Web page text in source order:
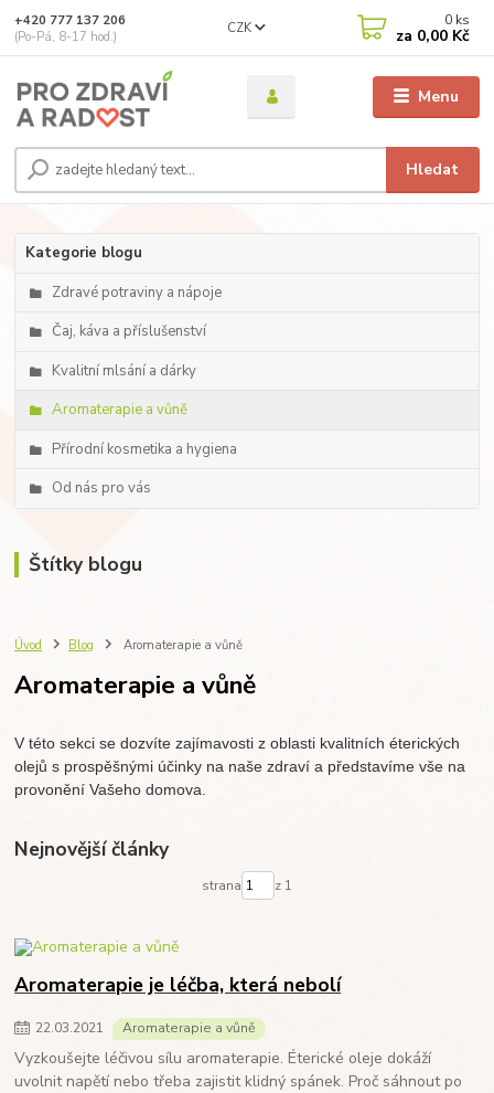
Menu
CZK
Hledat
+420 777 137 206
(Po-Pá, 8-17 hod.)
0 ks
za 0,00 Kč
Kategorie blogu
Zdravé potraviny a nápoje
Čaj, káva a příslušenství
Kvalitní mlsání a dárky
Aromaterapie a vůně
Přírodní kosmetika a hygiena
Od nás pro vás
Štítky blogu
Úvod Blog Aromaterapie a vůně
Aromaterapie a vůně
V této sekci se dozvíte zajímavosti z oblasti kvalitních éterických
olejů s prospěšnými účinky na naše zdraví a představíme vše na
provonění Vašeho domova.
Nejnovější články
strana z 1
Aromaterapie je léčba, která nebolí
22.03.2021 Aromaterapie a vůně
Vyzkoušejte léčivou sílu aromaterapie. Éterické oleje dokáží
uvolnit napětí nebo třeba zajistit klidný spánek. Proč sáhnout po